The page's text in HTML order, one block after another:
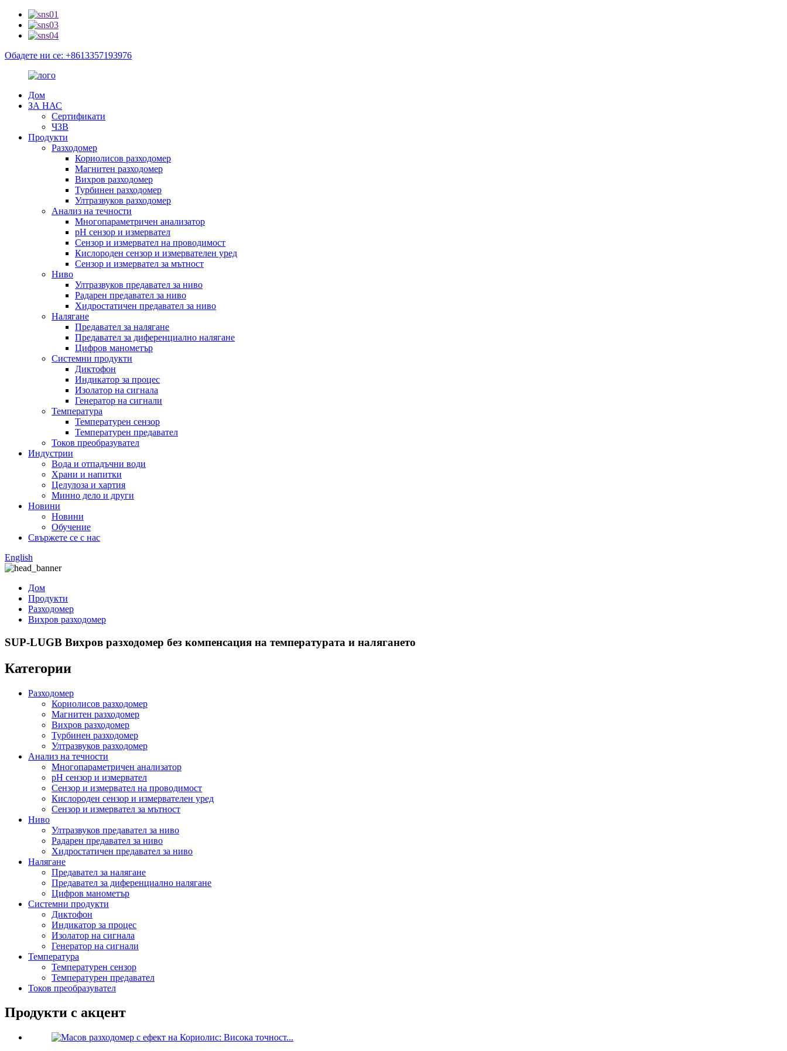
Обадете ни се: +8613357193976
Дом
ЗА НАС
Сертификати
ЧЗВ
Продукти
Разходомер
Кориолисов разходомер
Магнитен разходомер
Вихров разходомер
Турбинен разходомер
Ултразвуков разходомер
Анализ на течности
Многопараметричен анализатор
pH сензор и измервател
Сензор и измервател на проводимост
Кислороден сензор и измервателен уред
Сензор и измервател за мътност
Ниво
Ултразвуков предавател за ниво
Радарен предавател за ниво
Хидростатичен предавател за ниво
Налягане
Предавател за налягане
Предавател за диференциално налягане
Цифров манометър
Системни продукти
Диктофон
Индикатор за процес
Изолатор на сигнала
Генератор на сигнали
Температура
Температурен сензор
Температурен предавател
Токов преобразувател
Индустрии
Вода и отпадъчни води
Храни и напитки
Целулоза и хартия
Минно дело и други
Новини
Новини
Обучение
Свържете се с нас
English
Дом
Продукти
Разходомер
Вихров разходомер
SUP-LUGB Вихров разходомер без компенсация на температурата и налягането
Категории
Разходомер
Кориолисов разходомер
Магнитен разходомер
Вихров разходомер
Турбинен разходомер
Ултразвуков разходомер
Анализ на течности
Многопараметричен анализатор
pH сензор и измервател
Сензор и измервател на проводимост
Кислороден сензор и измервателен уред
Сензор и измервател за мътност
Ниво
Ултразвуков предавател за ниво
Радарен предавател за ниво
Хидростатичен предавател за ниво
Налягане
Предавател за налягане
Предавател за диференциално налягане
Цифров манометър
Системни продукти
Диктофон
Индикатор за процес
Изолатор на сигнала
Генератор на сигнали
Температура
Температурен сензор
Температурен предавател
Токов преобразувател
Продукти с акцент